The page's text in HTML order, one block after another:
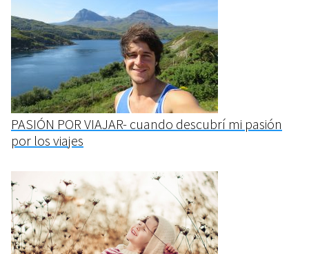
PASIÓN POR VIAJAR- cuando descubrí mi pasión
por los viajes